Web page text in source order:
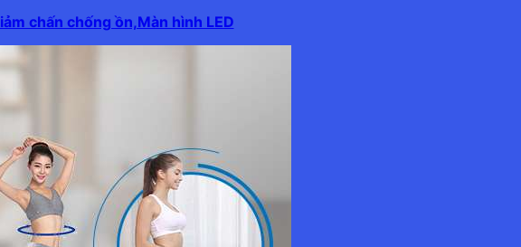
chấn chống ồn,Màn hình LED